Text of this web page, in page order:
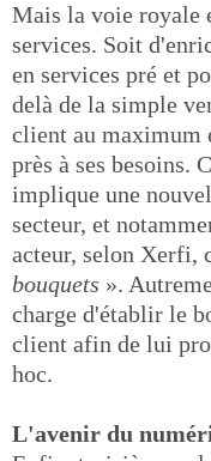
Mais la voie royale
services. Soit
en services pré et
delà de la simple
client au maximum
près à ses besoins.
implique une
secteur, et
acteur, selon Xerfi,
bouquets ».
charge d'établir le
client afin de lui
hoc.
L'avenir du